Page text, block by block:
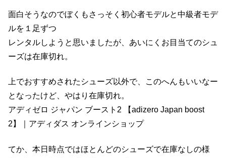
面白そうなのでぼくもさっそく初心者モデルと中級者モデ
ルを１足ずつ
レンタルしようと思いましたが、あいにくお目当てのシュ
ーズは在庫切れ。
上でおすすめされたシューズ以外で、このへんもいいなー
となったけど、やはり在庫切れ。
アディゼロ ジャパン ブースト2 【adizero Japan boost
2】｜アディダス オンラインショップ
てか、本日時点ではほとんどのシューズで在庫なしの様